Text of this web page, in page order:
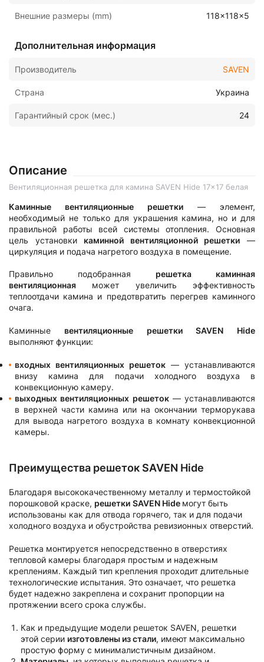
Внешние размеры (mm) 118x118x5
Дополнительная информация
Производитель SAVEN
Страна Украина
Гарантийный срок (мес.) 24
Описание
Вентиляционная решетка для камина SAVEN Hide 17x17 белая
Каминные вентиляционные решетки — элемент,
необходимый не только для украшения камина, но и для
правильной работы всей системы отопления. Основная
цель установки каминной вентиляционной решетки —
циркуляция и подача нагретого воздуха в помещение.
Правильно подобранная решетка каминная
вентиляционная может увеличить эффективность
теплоотдачи камина и предотвратить перегрев каминного
очага.
Каминные вентиляционные решетки SAVEN
Hide
выполняют функции:
входных вентиляционных решеток — устанавливаются
внизу камина для подачи холодного воздуха в
конвекционную камеру.
выходных вентиляционных решеток— устанавливаются
в верхней части камина или на окончании терморукава
для вывода нагретого воздуха в комнату конвекционной
камеры.
Преимущества решеток SAVEN Hide
Благодаря высококачественному металлу и термостойкой
порошковой краске, решетки SAVEN Hide могут быть
использованы как для отвода горячего, так и для подачи
холодного воздуха и обустройства ревизионных отверстий.
Решетка монтируется непосредственно в отверстиях
тепловой камеры благодаря простым и надежным
креплениям. Каждый тип крепления проходит длительные
технологические испытания. Это означает, что решетка
будет надежно закреплена и сохранит пропорции на
протяжении всего срока службы.
Как и предыдущие модели решеток SAVEN, решетки
этой серии изготовлены из стали, имеют максимально
простую форму с минималистичным дизайном.